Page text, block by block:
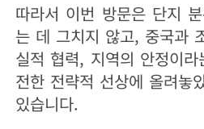
따라서 이번 방문은 단지
는 데 그치지 않고, 중국과
실적 협력, 지역의 안정이
전한 전략적 선상에 올려놓
있습니다.